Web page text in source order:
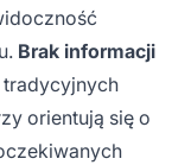
Brak informacji
orientują się o